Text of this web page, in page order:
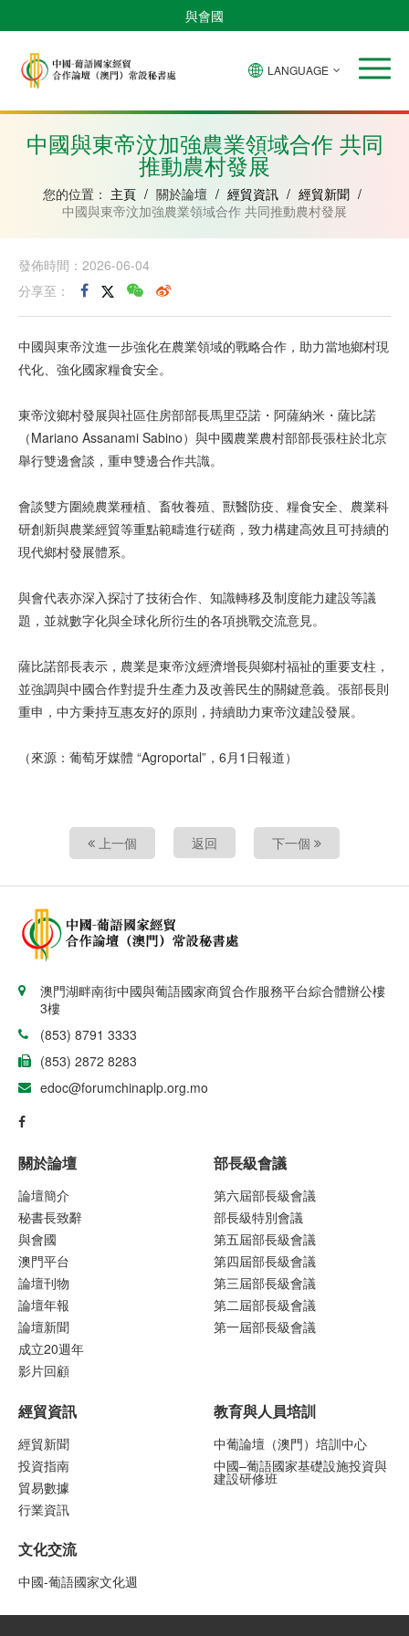
與會國
安
比
紹
內
亞
克
和
普
西
比
LANGUAGE
中國與東帝汶加強農業領域合作 共同
推動農村發展
您的位置： 主頁 / 關於論壇 / 經貿資訊 / 經貿新聞 /
中國與東帝汶加強農業領域合作 共同推動農村發展
發佈時間：2026-06-04
分享至：
中國與東帝汶進一步強化在農業領域的戰略合作，助力當地鄉村現
代化、強化國家糧食安全。
東帝汶鄉村發展與社區住房部部長馬里亞諾・阿薩納米・薩比諾
（Mariano Assanami Sabino）與中國農業農村部部長張柱於北京
舉行雙邊會談，重申雙邊合作共識。
會談雙方圍繞農業種植、畜牧養殖、獸醫防疫、糧食安全、農業科
研創新與農業經貿等重點範疇進行磋商，致力構建高效且可持續的
現代鄉村發展體系。
與會代表亦深入探討了技術合作、知識轉移及制度能力建設等議
題，並就數字化與全球化所衍生的各項挑戰交流意見。
薩比諾部長表示，農業是東帝汶經濟增長與鄉村福祉的重要支柱，
並強調與中國合作對提升生產力及改善民生的關鍵意義。張部長則
重申，中方秉持互惠友好的原則，持續助力東帝汶建設發展。
（來源：葡萄牙媒體 “Agroportal”，6月1日報道）
上一個 返回 下一個
澳門湖畔南街中國與葡語國家商貿合作服務平台綜合體辦公樓
3樓
(853) 8791 3333
(853) 2872 8283
edoc@forumchinaplp.org.mo
關於論壇
論壇簡介
秘書長致辭
與會國
澳門平台
論壇刊物
論壇年報
論壇新聞
成立20週年
影片回顧
部長級會議
第六屆部長級會議
部長級特別會議
第五屆部長級會議
第四屆部長級會議
第三屆部長級會議
第二屆部長級會議
第一屆部長級會議
經貿資訊
經貿新聞
投資指南
貿易數據
行業資訊
文化交流
中國-葡語國家文化週
教育與人員培訓
中葡論壇（澳門）培訓中心
中國–葡語國家基礎設施投資與
建設研修班